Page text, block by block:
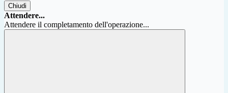
Chiudi
Attendere...
Attendere il completamento dell'operazione...